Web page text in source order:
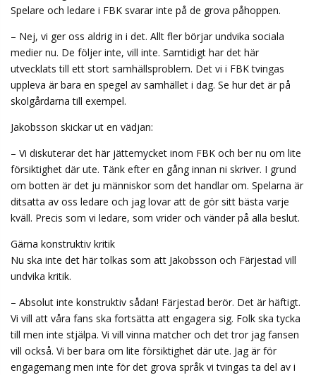
Spelare och ledare i FBK svarar inte på de grova påhoppen.
– Nej, vi ger oss aldrig in i det. Allt fler börjar undvika sociala
medier nu. De följer inte, vill inte. Samtidigt har det här
utvecklats till ett stort samhällsproblem. Det vi i FBK tvingas
uppleva är bara en spegel av samhället i dag. Se hur det är på
skolgårdarna till exempel.
Jakobsson skickar ut en vädjan:
– Vi diskuterar det här jättemycket inom FBK och ber nu om lite
försiktighet där ute. Tänk efter en gång innan ni skriver. I grund
om botten är det ju människor som det handlar om. Spelarna är
ditsatta av oss ledare och jag lovar att de gör sitt bästa varje
kväll. Precis som vi ledare, som vrider och vänder på alla beslut.
Gärna konstruktiv kritik
Nu ska inte det här tolkas som att Jakobsson och Färjestad vill
undvika kritik.
– Absolut inte konstruktiv sådan! Färjestad berör. Det är häftigt.
Vi vill att våra fans ska fortsätta att engagera sig. Folk ska tycka
till men inte stjälpa. Vi vill vinna matcher och det tror jag fansen
vill också. Vi ber bara om lite försiktighet där ute. Jag är för
engagemang men inte för det grova språk vi tvingas ta del av i